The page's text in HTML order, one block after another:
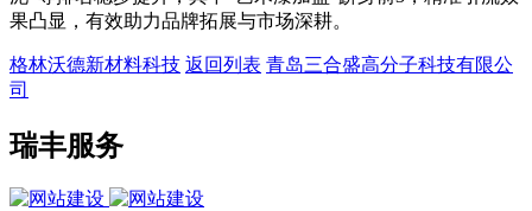
果凸显，有效助力品牌拓展与市场深耕。
格林沃德新材料科技 返回列表 青岛三合盛高分子科技有限公
司
瑞丰服务